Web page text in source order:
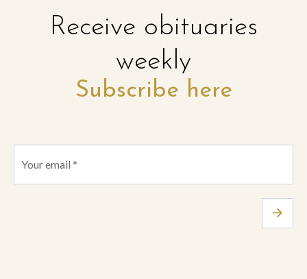
Receive obituaries
weekly
Subscribe here